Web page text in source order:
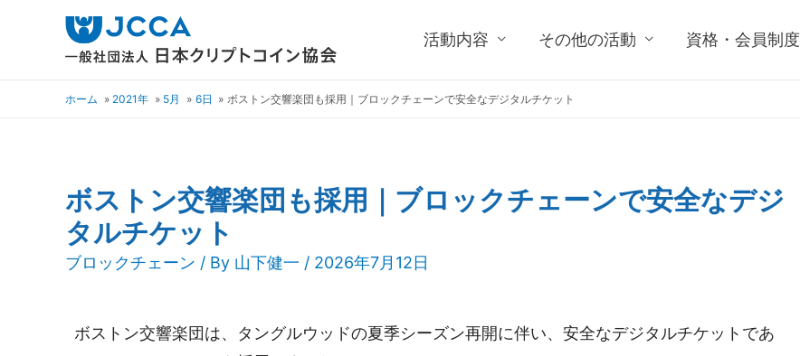
活動内容 その他の活動 資格・会員制度
ホーム 2021年 5月 6日 ボストン交響楽団も採用｜ブロックチェーンで安全なデジタルチケット
ボストン交響楽団も採用｜ブロックチェーンで安全なデジ
タルチケット
ブロックチェーン / By 山下健一 / 2026年7月12日
ボストン交響楽団は、タングルウッドの夏季シーズン再開に伴い、安全なデジタルチケットであ